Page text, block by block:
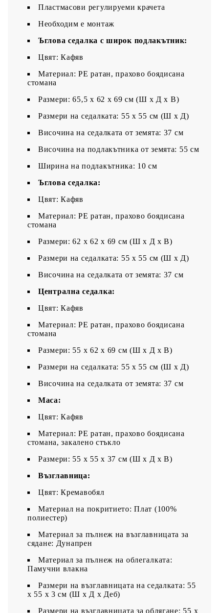
Пластмасови регулируеми крачета
Необходим е монтаж
Ъглова седалка с широк подлакътник:
Цвят: Кафяв
Материал: PE ратан, прахово боядисана
стомана
Размери: 65,5 x 62 x 69 см (Ш x Д x В)
Размери на седалката: 55 x 55 cм (Ш x Д)
Височина на седалката от земята: 37 см
Височина на подлакътника от земята: 55 см
Ширина на подлакътника: 10 см
Ъглова седалка:
Цвят: Кафяв
Материал: PE ратан, прахово боядисана
стомана
Размери: 62 x 62 x 69 см (Ш x Д x В)
Размери на седалката: 55 x 55 cм (Ш x Д)
Височина на седалката от земята: 37 см
Централна седалка:
Цвят: Кафяв
Материал: PE ратан, прахово боядисана
стомана
Размери: 55 x 62 x 69 см (Ш x Д x В)
Размери на седалката: 55 x 55 cм (Ш x Д)
Височина на седалката от земята: 37 см
Маса:
Цвят: Кафяв
Материал: PE ратан, прахово боядисана
стомана, закалено стъкло
Размери: 55 x 55 x 37 см (Ш x Д x В)
Възглавница:
Цвят: Кремавобял
Материал на покритието: Плат (100%
полиестер)
Материал за пълнеж на възглавницата за
сядане: Дунапрен
Материал за пълнеж на облегалката:
Памучни влакна
Размери на възглавницата на седалката: 55
x 55 x 3 см (Ш x Д x Деб)
Размери на възглавницата за облягане: 55 x